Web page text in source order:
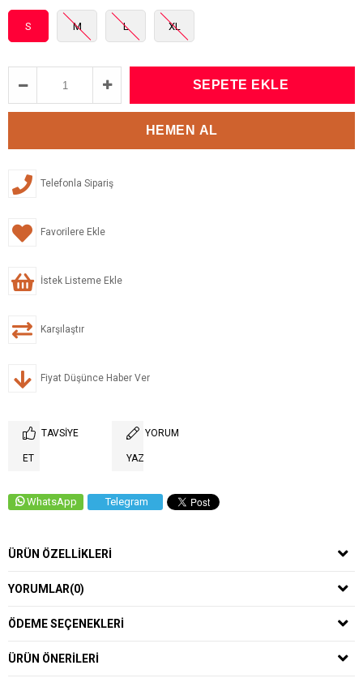
S M L XL
Telefonla Sipariş
Favorilere Ekle
İstek Listeme Ekle
Karşılaştır
Fiyat Düşünce Haber Ver
TAVSIYE
ET
YORUM
YAZ
WhatsApp Telegram
ÜRÜN ÖZELLIKLERI
YORUMLAR(0)
ÖDEME SEÇENEKLERI
ÜRÜN ÖNERILERI